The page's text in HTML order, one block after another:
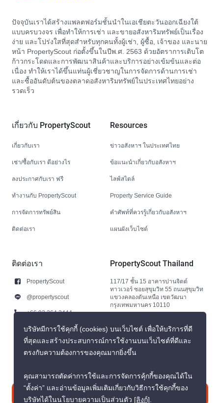
ปัจจุบันเราได้สร้างแพลตฟอร์มชั้นนำในเอเชียตะวันออกเฉียงใต้
แบบครบวงจร เพื่อทำให้การเช่า และขายอสังหาริมทรัพย์เป็นเรื่อง
ง่าย และโปร่งใสที่สุดสำหรับทุกคนทั้งผู้เช่า, ผู้ซื้อ, เจ้าของ และนาย
หน้า PropertyScout ก่อตั้งขึ้นในปีพ.ศ. 2563 ด้วยอัตราการเติบโต
ก้าวกระโดดและการพัฒนาสินค้าและบริการอย่างเข้มข้นและต่อ
เนื่อง ทำให้เราได้ขึ้นแท่นผู้เชี่ยวชาญในการจัดการด้านการเช่า
และซื้ออันดับต้นของตลาดอสังหาริมทรัพย์ในประเทศไทยอย่าง
รวดเร็ว
เกี่ยวกับ PropertyScout
เกี่ยวกับเรา
เช่า/ซื้อกับเรา ดีอย่างไร
ลงประกาศกับเรา ฟรี
ทำงานกับ PropertyScout
การจัดการทรัพย์สิน
ติดต่อเรา
Resources
ข่าวอสังหาฯ ในประเทศไทย
ข้อแนะนำเกี่ยวกับอสังหาฯ
ไลฟ์สไตล์
Property Service Guide
คำศัพท์ที่ควรรู้เกี่ยวกับอสังหาฯ
แผนผังเว็บไซต์
ติดต่อเรา
PropertyScout
@propertyscout
+66 92 264 3444
+66 92 264 3444
contact@propertyscout.co.th
PropertyScout Thailand
117/17 ชั้น 15 อาคารปานจิตต์
ทาวเวอร์ ซอยสุขุมวิท 55 ถนนสุขุมวิท
แขวงคลองตันเหนือ เขตวัฒนา
กรุงเทพมหานคร 10110
ติดต่อเรา
บริษัทมีการใช้คุกกี้ (cookies) บนเว็บไซต์ เพื่อให้บริการที่ดี
ที่สุดและสร้างประสบการณ์การใช้งานบนเว็บไซต์ที่ดีและ
ตรงกับความต้องการของคุณมากยิ่งขึ้น
คุณสามารถตัดค่าการใช้และการจัดการคุ้กกี้ของคุณได้ใน
“ตั้งค่า” และอ่านข้อมูลเพิ่มเติมเกี่ยวกับวิธีการใช้คุกกี้ของ
บริษัทได้ในนโยบายความเป็นส่วนตัว [ลิงก์].